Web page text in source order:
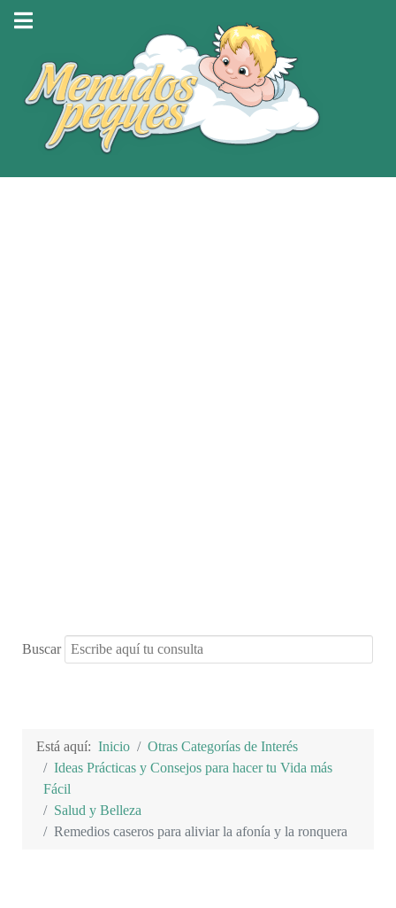
Buscar
Está aquí: Inicio
Otras Categorías de Interés
Ideas Prácticas y Consejos para hacer tu Vida más
Fácil
Salud y Belleza
Remedios caseros para aliviar la afonía y la ronquera